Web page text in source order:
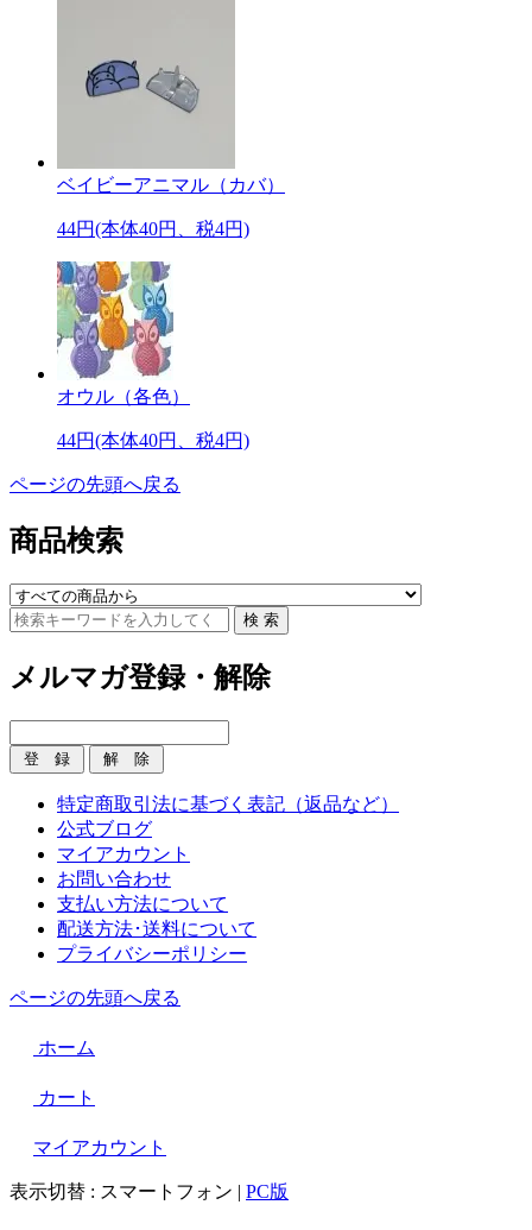
ベイビーアニマル（カバ）
44円(本体40円、税4円)
オウル（各色）
44円(本体40円、税4円)
ページの先頭へ戻る
商品検索
メルマガ登録・解除
特定商取引法に基づく表記（返品など）
公式ブログ
マイアカウント
お問い合わせ
支払い方法について
配送方法･送料について
プライバシーポリシー
ページの先頭へ戻る
ホーム
カート
マイアカウント
表示切替 : スマートフォン | PC版